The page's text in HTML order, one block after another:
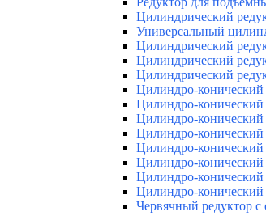
Цилиндрический
Универсальный
Цилиндрический
Цилиндрический
Цилиндрический
Цилиндро-конический
Цилиндро-
Цилиндро-
Цилиндро-конический
Цилиндро-
Цилиндро-
Цилиндро-конический
Цилиндро-конический
Червячный редуктор с